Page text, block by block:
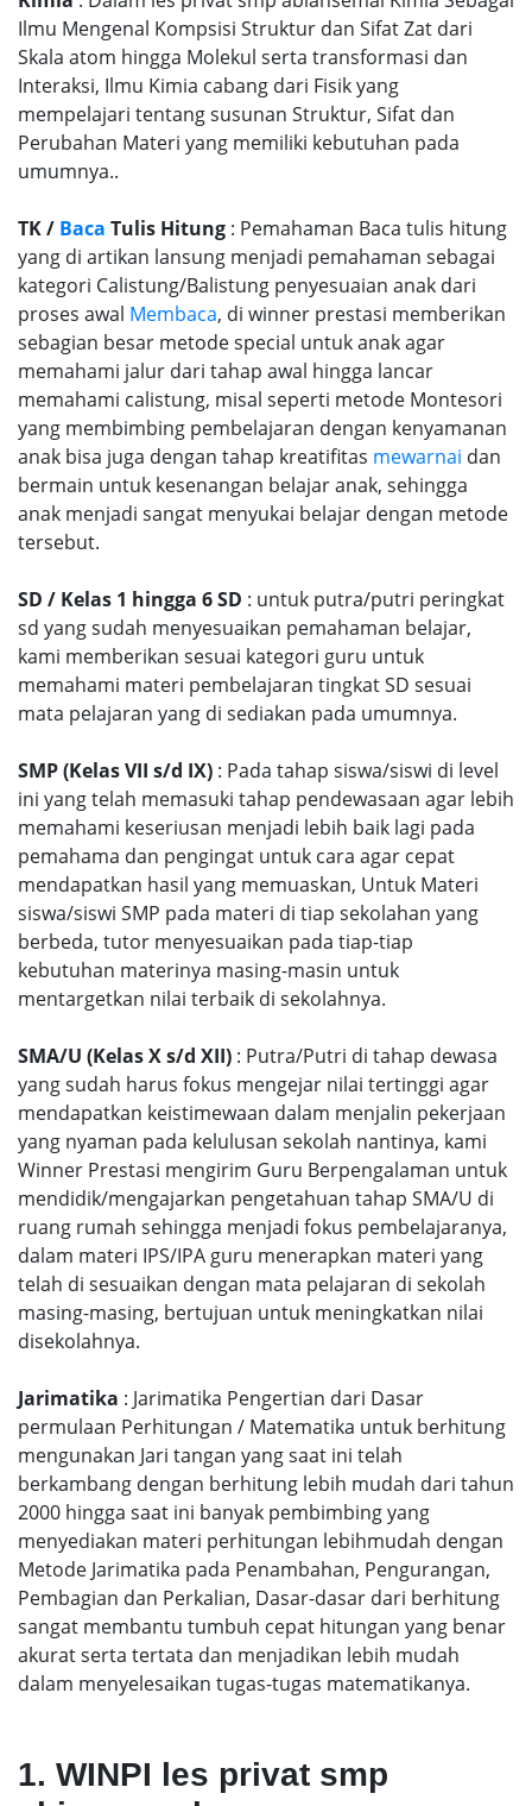
Ilmu Mengenal Kompsisi Struktur dan Sifat Zat dari
Skala atom hingga Molekul serta transformasi dan
Interaksi, Ilmu Kimia cabang dari Fisik yang
mempelajari tentang susunan Struktur, Sifat dan
Perubahan Materi yang memiliki kebutuhan pada
umumnya..
TK / Baca Tulis Hitung : Pemahaman Baca tulis hitung
yang di artikan lansung menjadi pemahaman sebagai
kategori Calistung/Balistung penyesuaian anak dari
proses awal Membaca, di winner prestasi memberikan
sebagian besar metode special untuk anak agar
memahami jalur dari tahap awal hingga lancar
memahami calistung, misal seperti metode Montesori
yang membimbing pembelajaran dengan kenyamanan
anak bisa juga dengan tahap kreatifitas mewarnai dan
bermain untuk kesenangan belajar anak, sehingga
anak menjadi sangat menyukai belajar dengan metode
tersebut.
SD / Kelas 1 hingga 6 SD : untuk putra/putri peringkat
sd yang sudah menyesuaikan pemahaman belajar,
kami memberikan sesuai kategori guru untuk
memahami materi pembelajaran tingkat SD sesuai
mata pelajaran yang di sediakan pada umumnya.
SMP (Kelas VII s/d IX) : Pada tahap siswa/siswi di level
ini yang telah memasuki tahap pendewasaan agar lebih
memahami keseriusan menjadi lebih baik lagi pada
pemahama dan pengingat untuk cara agar cepat
mendapatkan hasil yang memuaskan, Untuk Materi
siswa/siswi SMP pada materi di tiap sekolahan yang
berbeda, tutor menyesuaikan pada tiap-tiap
kebutuhan materinya masing-masin untuk
mentargetkan nilai terbaik di sekolahnya.
SMA/U (Kelas X s/d XII) : Putra/Putri di tahap dewasa
yang sudah harus fokus mengejar nilai tertinggi agar
mendapatkan keistimewaan dalam menjalin pekerjaan
yang nyaman pada kelulusan sekolah nantinya, kami
Winner Prestasi mengirim Guru Berpengalaman untuk
mendidik/mengajarkan pengetahuan tahap SMA/U di
ruang rumah sehingga menjadi fokus pembelajaranya,
dalam materi IPS/IPA guru menerapkan materi yang
telah di sesuaikan dengan mata pelajaran di sekolah
masing-masing, bertujuan untuk meningkatkan nilai
disekolahnya.
Jarimatika : Jarimatika Pengertian dari Dasar
permulaan Perhitungan / Matematika untuk berhitung
mengunakan Jari tangan yang saat ini telah
berkambang dengan berhitung lebih mudah dari tahun
2000 hingga saat ini banyak pembimbing yang
menyediakan materi perhitungan lebihmudah dengan
Metode Jarimatika pada Penambahan, Pengurangan,
Pembagian dan Perkalian, Dasar-dasar dari berhitung
sangat membantu tumbuh cepat hitungan yang benar
akurat serta tertata dan menjadikan lebih mudah
dalam menyelesaikan tugas-tugas matematikanya.
1. WINPI les privat smp